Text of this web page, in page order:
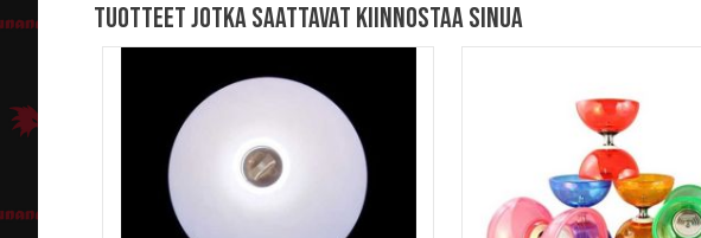
Tuotteet jotka saattavat kiinnostaa sinua